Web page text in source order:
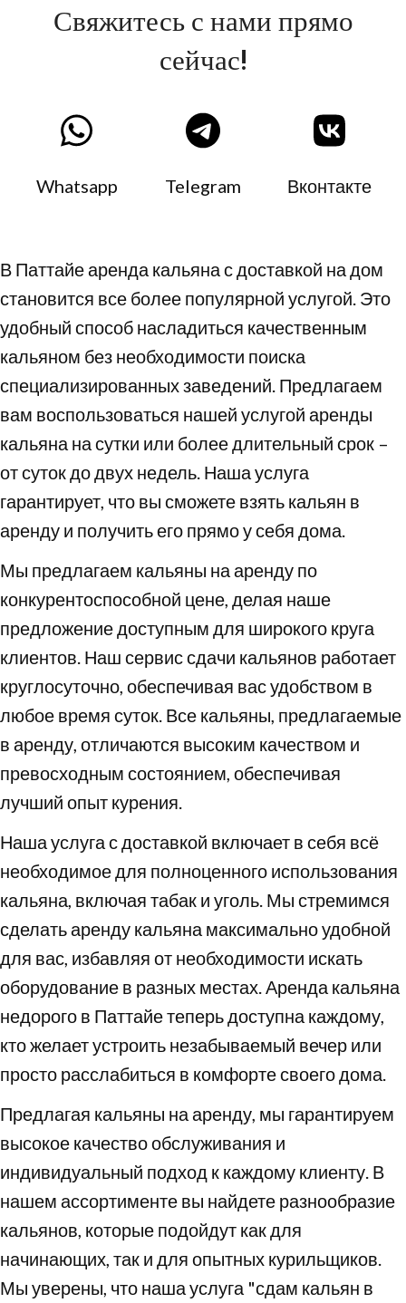
Свяжитесь с нами прямо
сейчас!
Whatsapp Telegram Вконтакте
В Паттайе аренда кальяна с доставкой на дом
становится все более популярной услугой. Это
удобный способ насладиться качественным
кальяном без необходимости поиска
специализированных заведений. Предлагаем
вам воспользоваться нашей услугой аренды
кальяна на сутки или более длительный срок –
от суток до двух недель. Наша услуга
гарантирует, что вы сможете взять кальян в
аренду и получить его прямо у себя дома.
Мы предлагаем кальяны на аренду по
конкурентоспособной цене, делая наше
предложение доступным для широкого круга
клиентов. Наш сервис сдачи кальянов работает
круглосуточно, обеспечивая вас удобством в
любое время суток. Все кальяны, предлагаемые
в аренду, отличаются высоким качеством и
превосходным состоянием, обеспечивая
лучший опыт курения.
Наша услуга с доставкой включает в себя всё
необходимое для полноценного использования
кальяна, включая табак и уголь. Мы стремимся
сделать аренду кальяна максимально удобной
для вас, избавляя от необходимости искать
оборудование в разных местах. Аренда кальяна
недорого в Паттайе теперь доступна каждому,
кто желает устроить незабываемый вечер или
просто расслабиться в комфорте своего дома.
Предлагая кальяны на аренду, мы гарантируем
высокое качество обслуживания и
индивидуальный подход к каждому клиенту. В
нашем ассортименте вы найдете разнообразие
кальянов, которые подойдут как для
начинающих, так и для опытных курильщиков.
Мы уверены, что наша услуга "сдам кальян в